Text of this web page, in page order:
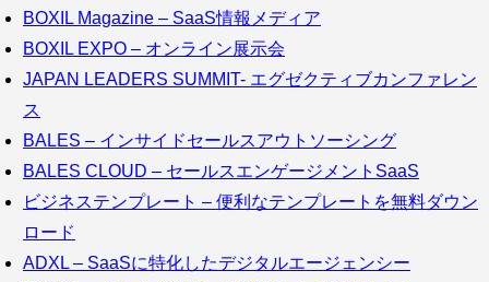
BOXIL Magazine – SaaS情報メディア
BOXIL EXPO – オンライン展示会
JAPAN LEADERS SUMMIT- エグゼクティブカンファレン
ス
BALES – インサイドセールスアウトソーシング
BALES CLOUD – セールスエンゲージメントSaaS
ビジネステンプレート – 便利なテンプレートを無料ダウン
ロード
ADXL – SaaSに特化したデジタルエージェンシー